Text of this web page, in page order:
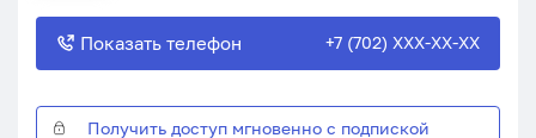
Показать телефон +7 (702) XXX-XX-XX
Получить доступ мгновенно с подпиской